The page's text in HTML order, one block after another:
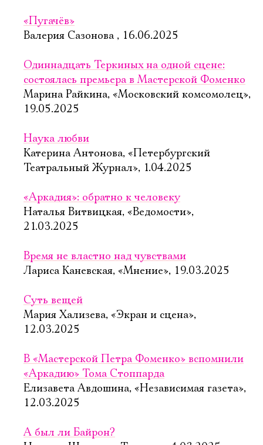
«Пугачёв»
Валерия Сазонова , 16.06.2025
Одиннадцать Теркиных на одной сцене:
состоялась премьера в Мастерской Фоменко
Марина Райкина, «Московский комсомолец»,
19.05.2025
Наука любви
Катерина Антонова, «Петербургский
Театральный Журнал», 1.04.2025
«Аркадия»: обратно к человеку
Наталья Витвицкая, «Ведомости»,
21.03.2025
Время не властно над чувствами
Лариса Каневская, «Мнение», 19.03.2025
Суть вещей
Мария Хализева, «Экран и сцена»,
12.03.2025
В «Мастерской Петра Фоменко» вспомнили
«Аркадию» Тома Стоппарда
Елизавета Авдошина, «Независимая газета»,
12.03.2025
А был ли Байрон?